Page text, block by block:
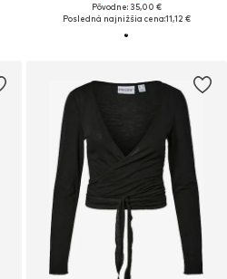
Pôvodne: 35,00 €
Posledná najnižšia cena:11,12 €